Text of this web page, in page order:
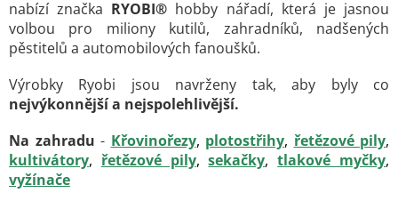
nabízí značka RYOBI® hobby nářadí, která je jasnou
volbou pro miliony kutilů, zahradníků, nadšených
pěstitelů a automobilových fanoušků.
Výrobky Ryobi jsou navrženy tak, aby byly co
nejvýkonnější a nejspolehlivější.
Na zahradu - Křovinořezy, plotostřihy, řetězové pily,
kultivátory, řetězové pily,sekačky,tlakové myčky,
vyžínače